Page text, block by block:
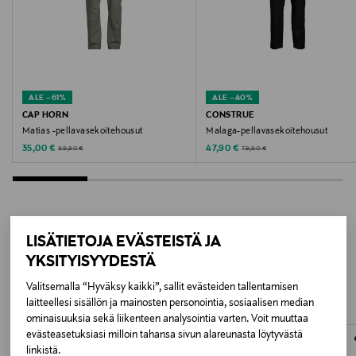
LISÄTIETOJA EVÄSTEISTÄ JA
YKSITYISYYDESTÄ
Valitsemalla “Hyväksy kaikki”, sallit evästeiden tallentamisen
laitteellesi sisällön ja mainosten personointia, sosiaalisen median
ominaisuuksia sekä liikenteen analysointia varten. Voit muuttaa
evästeasetuksiasi milloin tahansa sivun alareunasta löytyvästä
linkistä.
Valmistusmaa
Bangladesh
Valmistajan tuotenumero
Valmistaja
Bestseller Wholesale Finland Oy
Valmistajan osoite
Lars Sonckin Kaari 6, 02600 Espoo, Finland
ALE –61%
CAP HORN
Matias -pellavasekoitehousut
Discounted Price
35,00 € Original Price
89,90 €
ALE –40%
CONSTRUE
Malaga-pellavasekoitehousut
Discounted Price
47,90 € Original Price
79,90 €
LISÄÄ KIINNOSTAVIA
TUOTTEITA